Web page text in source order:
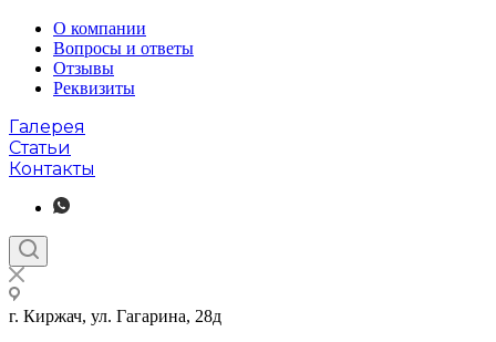
О компании
Вопросы и ответы
Отзывы
Реквизиты
Галерея
Статьи
Контакты
г. Киржач, ул. Гагарина, 28д